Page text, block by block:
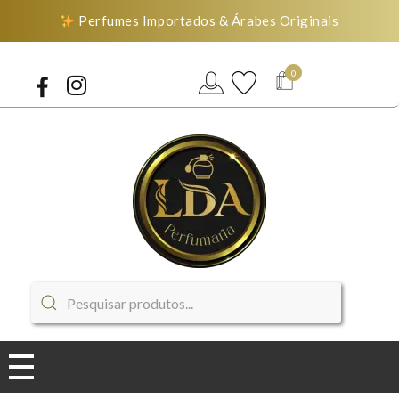
Perfumes Importados & Árabes Originais
0